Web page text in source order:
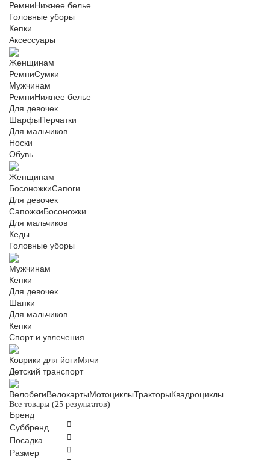
РемниНижнее белье
Головные уборы
Кепки
Аксессуары
Женщинам
РемниСумки
Мужчинам
РемниНижнее белье
Для девочек
ШарфыПерчатки
Для мальчиков
Носки
Обувь
Женщинам
БосоножкиСапоги
Для девочек
СапожкиБосоножки
Для мальчиков
Кеды
Головные уборы
Мужчинам
Кепки
Для девочек
Шапки
Для мальчиков
Кепки
Спорт и увлечения
Коврики для йогиМячи
Детский транспорт
ВелобегиВелокартыМотоциклыТракторыКвадроциклы
Все товары (25 результатов)
Бренд
Суббренд
Посадка
Размер